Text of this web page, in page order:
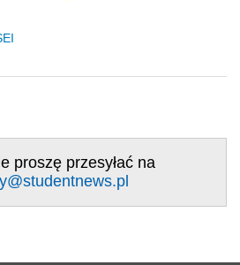
proszę przesyłać na